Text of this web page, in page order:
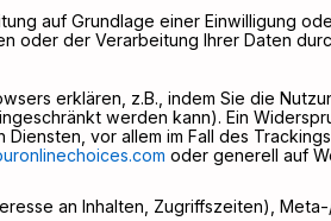
auf Grundlage einer Einwilligung
oder der Verarbeitung Ihrer Daten
erklären, z.B., indem Sie die
werden kann). Ein
vor allem im Fall des
oder generell auf
an Inhalten, Zugriffszeiten),